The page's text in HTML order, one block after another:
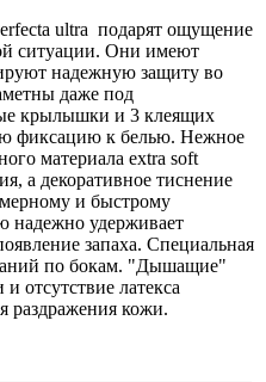
ultra подарят ощущение
ситуации. Они имеют
надежную защиту во
даже под
крылышки и 3 клеящих
фиксацию к белью. Нежное
материала extra soft
а декоративное тиснение
и быстрому
надежно удерживает
запаха. Специальная
по бокам. "Дышащие"
отсутствие латекса
раздражения кожи.